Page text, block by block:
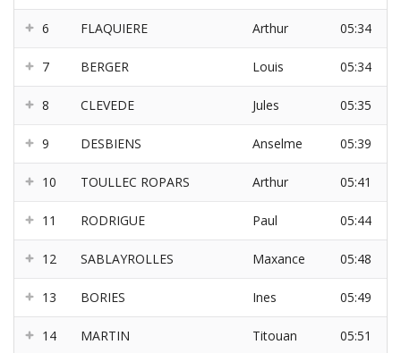
6 FLAQUIERE Arthur 05:34
7 BERGER Louis 05:34
8 CLEVEDE Jules 05:35
9 DESBIENS Anselme 05:39
10 TOULLEC ROPARS Arthur 05:41
11 RODRIGUE Paul 05:44
12 SABLAYROLLES Maxance 05:48
13 BORIES Ines 05:49
14 MARTIN Titouan 05:51